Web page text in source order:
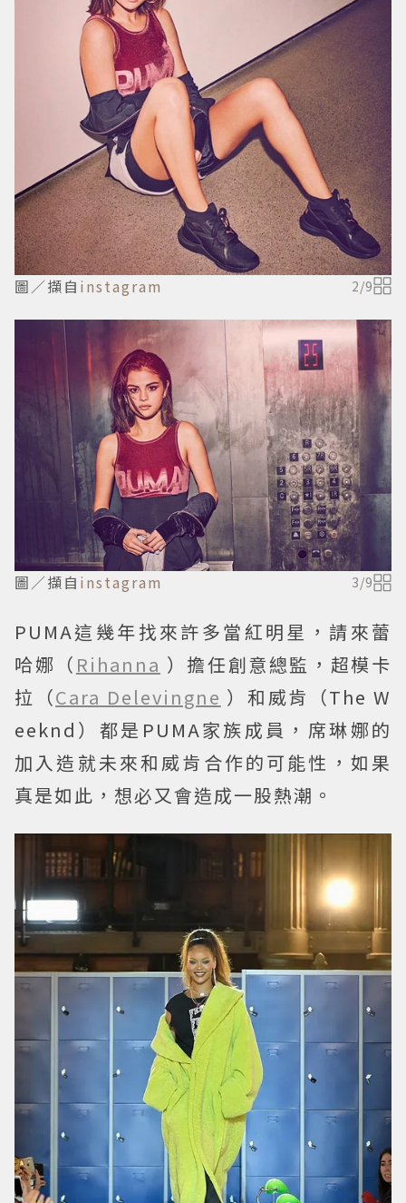
圖／擷自 instagram 2/9
圖／擷自 instagram 3/9
PUMA這幾年找來許多當紅明星，請來蕾
哈娜（ Rihanna ）擔任創意總監，超模卡
拉（Cara Delevingne ）和威肯（The W
eeknd）都是PUMA家族成員，席琳娜的
加入造就未來和威肯合作的可能性，如果
真是如此，想必又會造成一股熱潮。